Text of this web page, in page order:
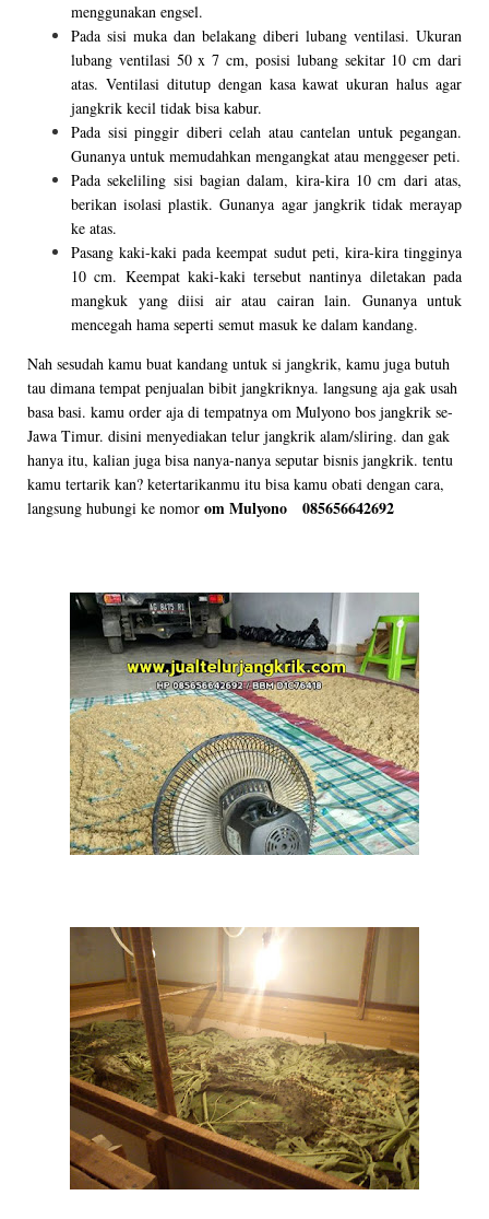
menggunakan engsel.
Pada sisi muka dan belakang diberi lubang ventilasi. Ukuran
lubang ventilasi 50 x 7 cm, posisi lubang sekitar 10 cm dari
atas. Ventilasi ditutup dengan kasa kawat ukuran halus agar
jangkrik kecil tidak bisa kabur.
Pada sisi pinggir diberi celah atau cantelan untuk pegangan.
Gunanya untuk memudahkan mengangkat atau menggeser peti.
Pada sekeliling sisi bagian dalam, kira-kira 10 cm dari atas,
berikan isolasi plastik. Gunanya agar jangkrik tidak merayap
ke atas.
Pasang kaki-kaki pada keempat sudut peti, kira-kira tingginya
10 cm. Keempat kaki-kaki tersebut nantinya diletakan pada
mangkuk yang diisi air atau cairan lain. Gunanya untuk
mencegah hama seperti semut masuk ke dalam kandang.
Nah sesudah kamu buat kandang untuk si jangkrik, kamu juga butuh
tau dimana tempat penjualan bibit jangkriknya. langsung aja gak usah
basa basi. kamu order aja di tempatnya om Mulyono bos jangkrik se-
Jawa Timur. disini menyediakan telur jangkrik alam/sliring. dan gak
hanya itu, kalian juga bisa nanya-nanya seputar bisnis jangkrik. tentu
kamu tertarik kan? ketertarikanmu itu bisa kamu obati dengan cara,
langsung hubungi ke nomor om Mulyono 085656642692